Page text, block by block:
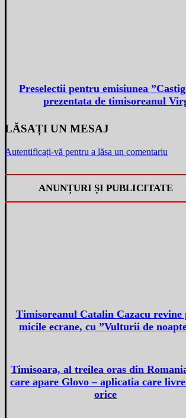
Preselectii pentru emisiunea
prezentata de timisoreanul
LĂSAȚI UN MESAJ
Autentificați-vă pentru a lăsa un comentariu
ANUNȚURI ȘI PUBLICITATE
Timisoreanul Catalin Cazacu revine
micile ecrane, cu ”Vulturii de
Timisoara, al treilea oras din
care apare Glovo – aplicatia care
orice